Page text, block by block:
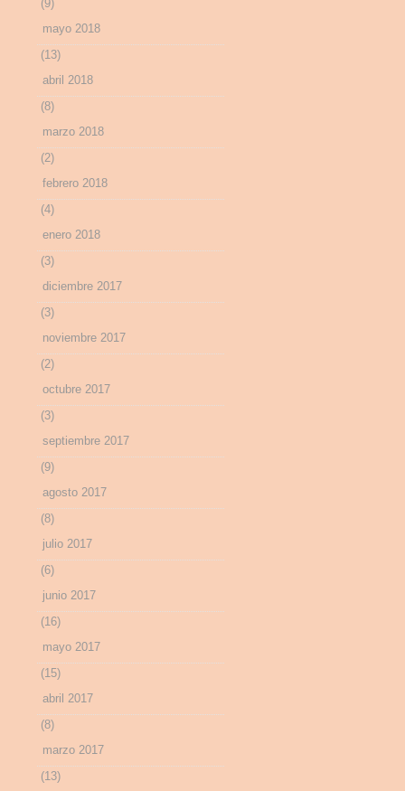
(9)
mayo 2018
(13)
abril 2018
(8)
marzo 2018
(2)
febrero 2018
(4)
enero 2018
(3)
diciembre 2017
(3)
noviembre 2017
(2)
octubre 2017
(3)
septiembre 2017
(9)
agosto 2017
(8)
julio 2017
(6)
junio 2017
(16)
mayo 2017
(15)
abril 2017
(8)
marzo 2017
(13)